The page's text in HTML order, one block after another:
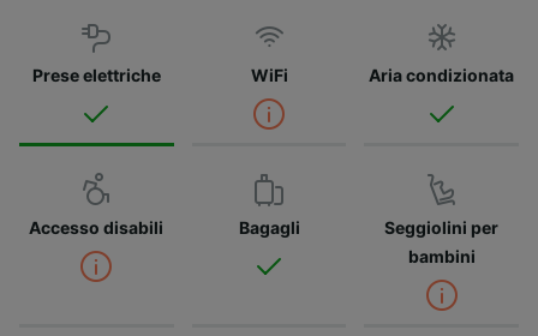
Prese elettriche WiFi Aria condizionata
Accesso disabili Bagagli
Seggiolini per
bambini